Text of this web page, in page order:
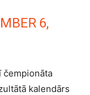
6,
čempionāta
kalendārs